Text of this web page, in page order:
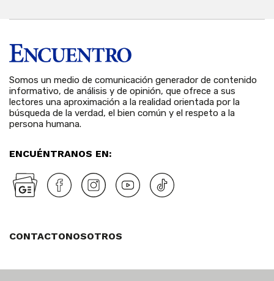
Somos un medio de comunicación generador de contenido
informativo, de análisis y de opinión, que ofrece a sus
lectores una aproximación a la realidad orientada por la
búsqueda de la verdad, el bien común y el respeto a la
persona humana.
ENCUÉNTRANOS EN:
CONTACTONOSOTROS